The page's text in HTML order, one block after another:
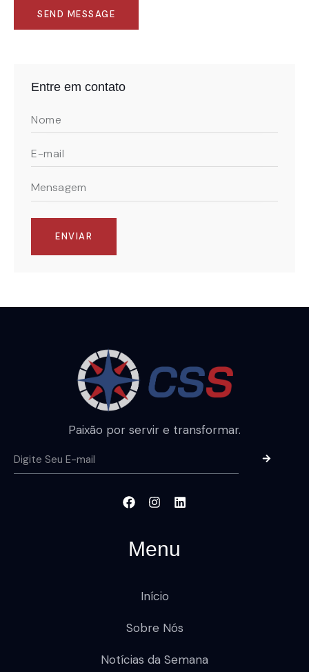
SEND MESSAGE
Entre em contato
Paixão por servir e transformar.
Menu
Início
Sobre Nós
Notícias da Semana